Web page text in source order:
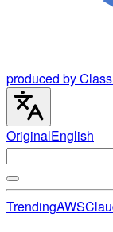
produced by
OriginalEnglish
TrendingAWS